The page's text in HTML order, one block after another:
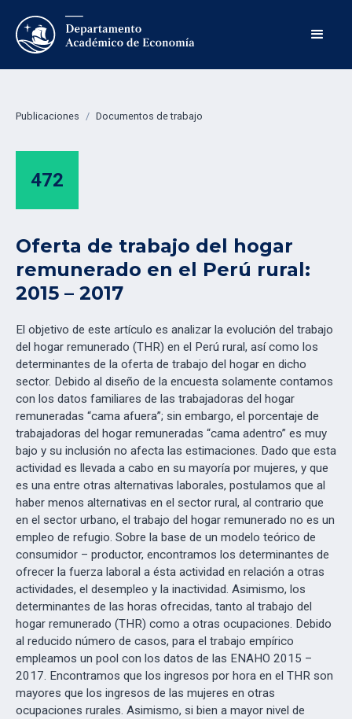
Publicaciones / Documentos de trabajo
472
Oferta de trabajo del hogar
remunerado en el Perú rural:
2015 – 2017
El objetivo de este artículo es analizar la evolución del trabajo
del hogar remunerado (THR) en el Perú rural, así como los
determinantes de la oferta de trabajo del hogar en dicho
sector. Debido al diseño de la encuesta solamente contamos
con los datos familiares de las trabajadoras del hogar
remuneradas “cama afuera”; sin embargo, el porcentaje de
trabajadoras del hogar remuneradas “cama adentro” es muy
bajo y su inclusión no afecta las estimaciones. Dado que esta
actividad es llevada a cabo en su mayoría por mujeres, y que
es una entre otras alternativas laborales, postulamos que al
haber menos alternativas en el sector rural, al contrario que
en el sector urbano, el trabajo del hogar remunerado no es un
empleo de refugio. Sobre la base de un modelo teórico de
consumidor – productor, encontramos los determinantes de
ofrecer la fuerza laboral a ésta actividad en relación a otras
actividades, el desempleo y la inactividad. Asimismo, los
determinantes de las horas ofrecidas, tanto al trabajo del
hogar remunerado (THR) como a otras ocupaciones. Debido
al reducido número de casos, para el trabajo empírico
empleamos un pool con los datos de las ENAHO 2015 –
2017. Encontramos que los ingresos por hora en el THR son
mayores que los ingresos de las mujeres en otras
ocupaciones rurales. Asimismo, si bien a mayor nivel de